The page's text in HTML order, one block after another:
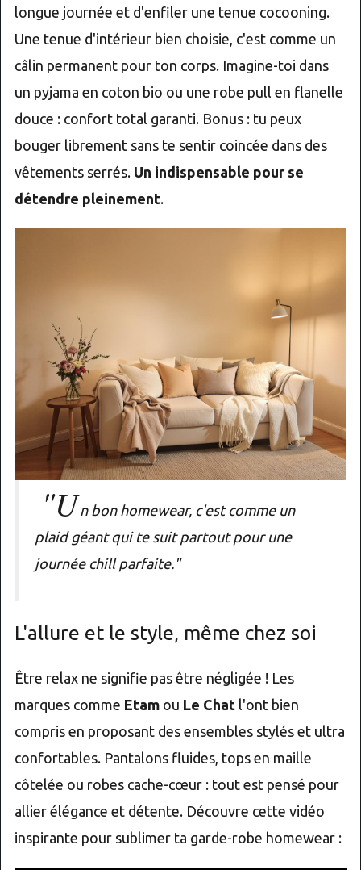
longue journée et d'enfiler une tenue cocooning.
Une tenue d'intérieur bien choisie, c'est comme un
câlin permanent pour ton corps. Imagine-toi dans
un pyjama en coton bio ou une robe pull en flanelle
douce : confort total garanti. Bonus : tu peux
bouger librement sans te sentir coincée dans des
vêtements serrés. Un indispensable pour se
détendre pleinement.
"Un bon homewear, c'est comme un
plaid géant qui te suit partout pour une
journée chill parfaite."
L'allure et le style, même chez soi
Être relax ne signifie pas être négligée ! Les
marques comme Etamou Le Chatl'ont bien
compris en proposant des ensembles stylés et ultra
confortables. Pantalons fluides, tops en maille
côtelée ou robes cache-cœur : tout est pensé pour
allier élégance et détente. Découvre cette vidéo
inspirante pour sublimer ta garde-robe homewear :